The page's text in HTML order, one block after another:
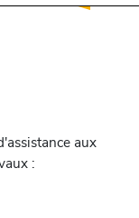
aux
: